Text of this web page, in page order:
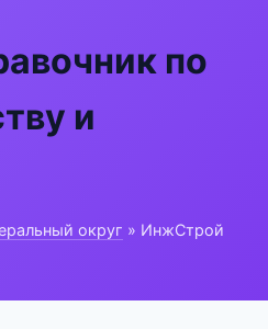
по
и
округ » ИнжСтрой